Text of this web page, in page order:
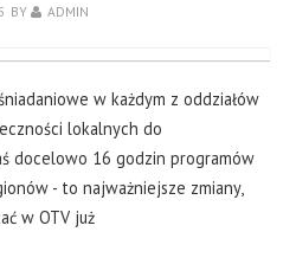
BY ADMIN
w każdym z oddziałów
lokalnych do
docelowo 16 godzin programów
- to najważniejsze zmiany,
w OTV już